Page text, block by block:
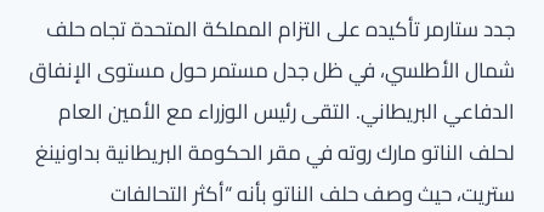
جدد ستارمر تأكيده على التزام المملكة المتحدة تجاه حلف
شمال الأطلسي، في ظل جدل مستمر حول مستوى الإنفاق
الدفاعي البريطاني. التقى رئيس الوزراء مع الأمين العام
لحلف الناتو مارك روته في مقر الحكومة البريطانية بداونينغ
ستريت، حيث وصف حلف الناتو بأنه “أكثر التحالفات